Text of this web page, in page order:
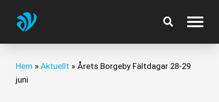
Hem »Aktuellt »Årets Borgeby Fältdagar 28-29
juni